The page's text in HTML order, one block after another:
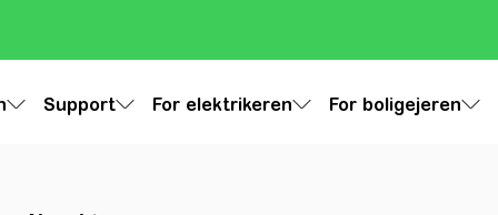
Support For elektrikeren For boligejeren